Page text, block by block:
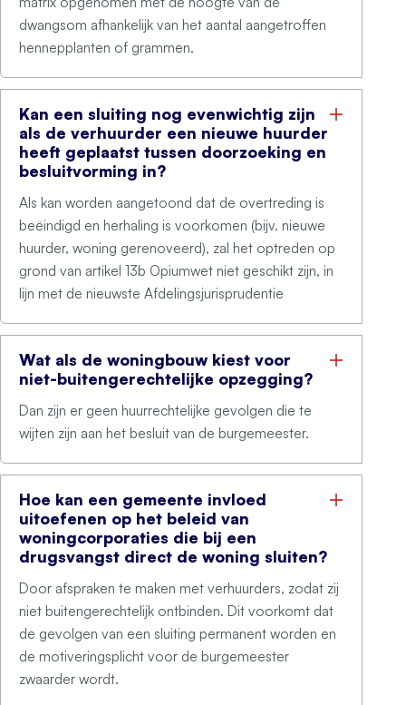
dwangsom afhankelijk van het aantal aangetroffen
hennepplanten of grammen.
Kan een sluiting nog evenwichtig zijn
als de verhuurder een nieuwe huurder
heeft geplaatst tussen doorzoeking en
besluitvorming in?
Als kan worden aangetoond dat de overtreding is
beëindigd en herhaling is voorkomen (bijv. nieuwe
huurder, woning gerenoveerd), zal het optreden op
grond van artikel 13b Opiumwet niet geschikt zijn, in
lijn met de nieuwste Afdelingsjurisprudentie
Wat als de woningbouw kiest voor
niet-buitengerechtelijke opzegging?
Dan zijn er geen huurrechtelijke gevolgen die te
wijten zijn aan het besluit van de burgemeester.
Hoe kan een gemeente invloed
uitoefenen op het beleid van
woningcorporaties die bij een
drugsvangst direct de woning sluiten?
Door afspraken te maken met verhuurders, zodat zij
niet buitengerechtelijk ontbinden. Dit voorkomt dat
de gevolgen van een sluiting permanent worden en
de motiveringsplicht voor de burgemeester
zwaarder wordt.